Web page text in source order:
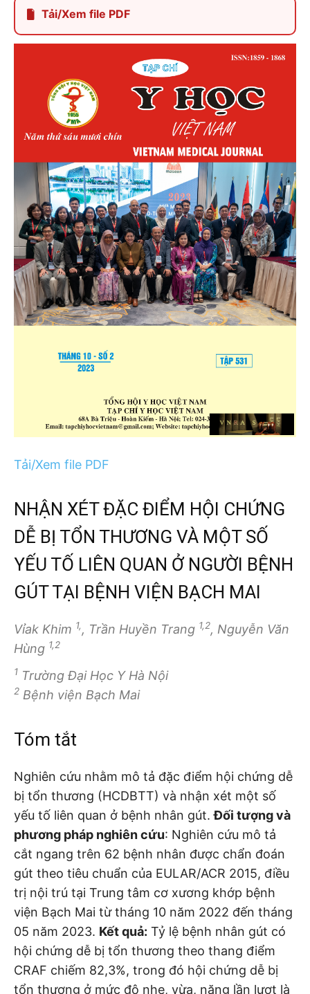
Tải/Xem file PDF
Tải/Xem file PDF
NHẬN XÉT ĐẶC ĐIỂM HỘI CHỨNG
DỄ BỊ TỔN THƯƠNG VÀ MỘT SỐ
YẾU TỐ LIÊN QUAN Ở NGƯỜI BỆNH
GÚT TẠI BỆNH VIỆN BẠCH MAI
Vỉak Khim 1,, Trần Huyền Trang 1,2, Nguyễn Văn
Hùng 1,2
1 Trường Đại Học Y Hà Nội
2 Bệnh viện Bạch Mai
Tóm tắt
Nghiên cứu nhằm mô tả đặc điểm hội chứng dễ
bị tổn thương (HCDBTT) và nhận xét một số
yếu tố liên quan ở bệnh nhân gút.Đối tượng và
phương pháp nghiên cứu: Nghiên cứu mô tả
cắt ngang trên 62 bệnh nhân được chẩn đoán
gút theo tiêu chuẩn của EULAR/ACR 2015, điều
trị nội trú tại Trung tâm cơ xương khớp bệnh
viện Bạch Mai từ tháng 10 năm 2022 đến tháng
05 năm 2023. Kết quả: Tỷ lệ bệnh nhân gút có
hội chứng dễ bị tổn thương theo thang điểm
CRAF chiếm 82,3%, trong đó hội chứng dễ bị
tổn thương ở mức độ nhẹ, vừa, nặng lần lượt là